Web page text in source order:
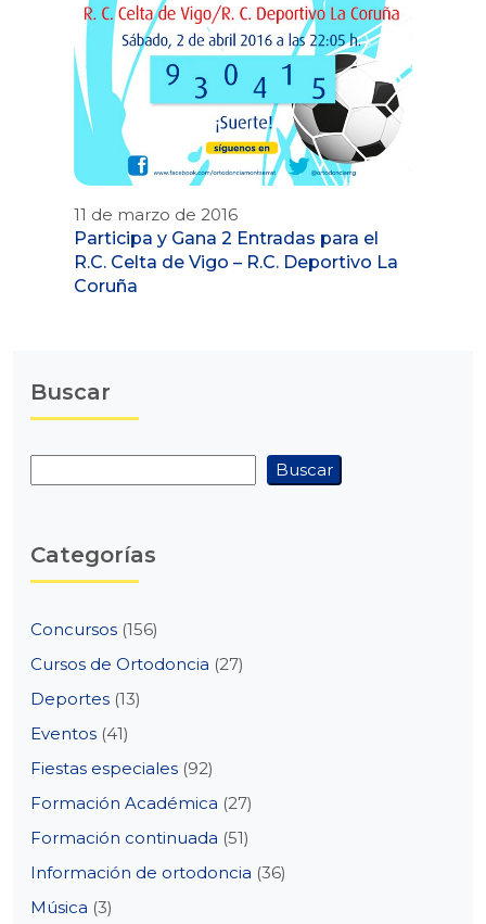
11 de marzo de 2016
Participa y Gana 2 Entradas para el
R.C. Celta de Vigo – R.C. Deportivo La
Coruña
Buscar
Buscar
Categorías
Concursos (156)
Cursos de Ortodoncia (27)
Deportes (13)
Eventos (41)
Fiestas especiales (92)
Formación Académica (27)
Formación continuada (51)
Información de ortodoncia (36)
Música (3)